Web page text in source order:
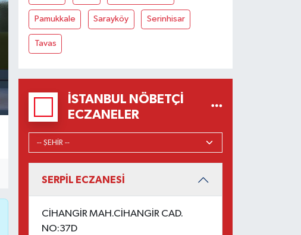
Pamukkale Sarayköy Serinhisar
Tavas
İSTANBUL NÖBETÇI
ECZANELER
SERPİL ECZANESİ
CİHANGİR MAH.CİHANGİR CAD.
NO:37D